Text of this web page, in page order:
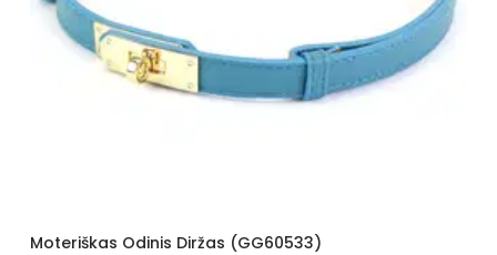
Moteriškas Odinis Diržas (GG60533)